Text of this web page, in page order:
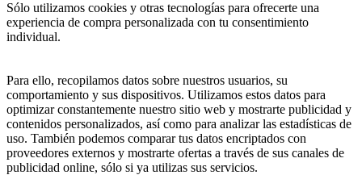
Sólo utilizamos cookies y otras tecnologías para ofrecerte una
experiencia de compra personalizada con tu consentimiento
individual.
Para ello, recopilamos datos sobre nuestros usuarios, su
comportamiento y sus dispositivos. Utilizamos estos datos para
optimizar constantemente nuestro sitio web y mostrarte publicidad y
contenidos personalizados, así como para analizar las estadísticas de
uso. También podemos comparar tus datos encriptados con
proveedores externos y mostrarte ofertas a través de sus canales de
publicidad online, sólo si ya utilizas sus servicios.